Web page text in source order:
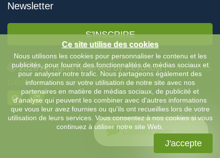
Newsletter
S'INSCRIRE
Ⓒ 2026 All rights reserved by Keyboost |Conditions
Générales-Politique de Confidentialité
Chattez avec nous
Ce site utilise des cookies
Nous utilisons les cookies pour personnaliser le contenu et les
publicités, pour fournir des fonctionnalités de médias sociaux et
pour analyser notre trafic. Nous partageons également des
informations sur votre utilisation de notre site avec nos
partenaires en matière de médias sociaux, de publicité et
d'analyse qui peuvent les combiner avec d'autres informations
que vous leur avez fournies ou qu'ils ont recueillies lors de votre
utilisation de leurs services. Vous consentez à nos cookies si vous
continuez à utiliser notre site Web.
J'accepte